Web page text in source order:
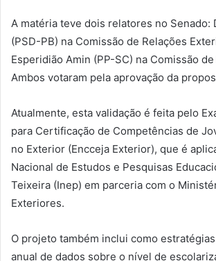
A matéria teve dois relatores no Senado:
(PSD-PB) na Comissão de Relações
Esperidião Amin (PP-SC) na Comissão de
Ambos votaram pela aprovação da
Atualmente, esta validação é feita pelo
para Certificação de Competências de
no Exterior (Encceja Exterior), que é
Nacional de Estudos e Pesquisas
Teixeira (Inep) em parceria com o
Exteriores.
O projeto também inclui como
anual de dados sobre o nível de